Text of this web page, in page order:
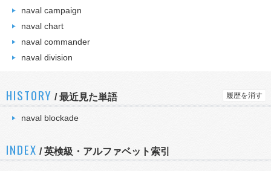
naval campaign
naval chart
naval commander
naval division
HISTORY /最近見た単語 履歴を消す
naval blockade
INDEX / 英検級・アルファベット索引